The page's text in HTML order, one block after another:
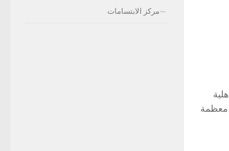
معظمة
مركز الابتسامات